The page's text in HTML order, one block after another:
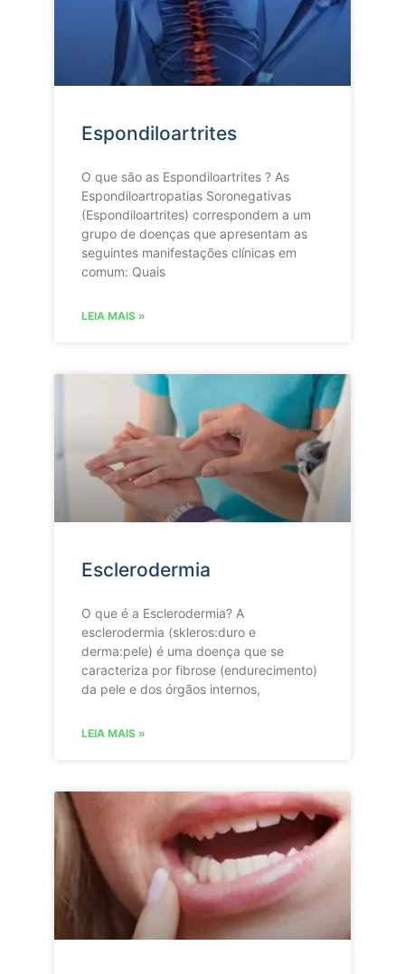
Espondiloartrites
O que são as Espondiloartrites ? As
Espondiloartropatias Soronegativas
(Espondiloartrites) correspondem a um
grupo de doenças que apresentam as
seguintes manifestações clínicas em
comum: Quais
LEIA MAIS »
Esclerodermia
O que é a Esclerodermia? A
esclerodermia (skleros:duro e
derma:pele) é uma doença que se
caracteriza por fibrose (endurecimento)
da pele e dos órgãos internos,
LEIA MAIS »